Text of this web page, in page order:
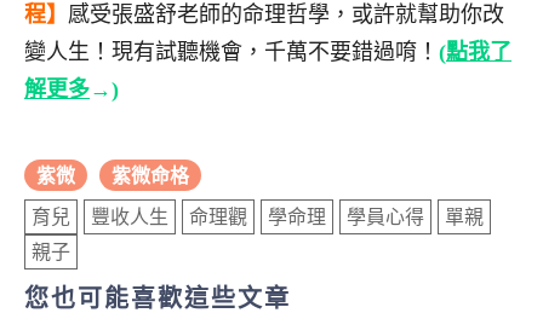
程】 感受張盛舒老師的命理哲學，或許就幫助你改
變人生！現有試聽機會，千萬不要錯過唷！ (點我了
解更多→)
紫微 紫微命格
育兒 豐收人生 命理觀 學命理 學員心得
單親
親子
您也可能喜歡這些文章